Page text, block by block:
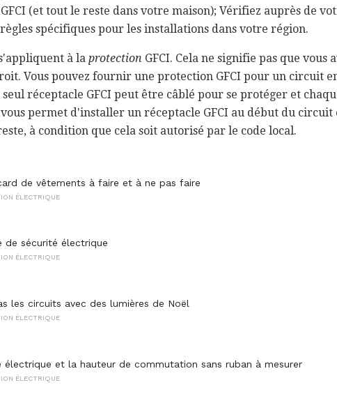
(et tout le reste dans votre maison); Vérifiez auprès de
spécifiques pour les installations dans votre région.
à la protection GFCI. Cela ne signifie pas que vous
Vous pouvez fournir une protection GFCI pour un circuit
réceptacle GFCI peut être câblé pour se protéger et
permet d'installer un réceptacle GFCI au début du
à condition que cela soit autorisé par le code local.
de vêtements à faire et à ne pas faire
ÉLECTRIQUE
de sécurité électrique
ÉLECTRIQUE
les circuits avec des lumières de Noël
ÉLECTRIQUE
électrique et la hauteur de commutation sans ruban à mesurer
ÉLECTRIQUE